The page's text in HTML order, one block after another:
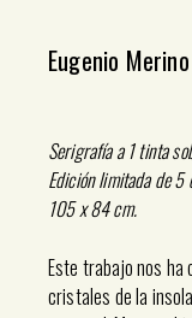
Eugenio Merino
Serigrafía a 1 tinta
Edición limitada de 5
105 x 84 cm.
Este trabajo nos
cristales de la